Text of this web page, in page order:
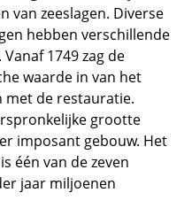
van zeeslagen. Diverse
hebben verschillende
1749 zag de
waarde in van het
met de restauratie.
grootte
imposant gebouw. Het
één van de zeven
jaar miljoenen